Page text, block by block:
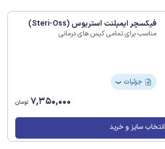
فیکسچر ایمپلنت استریوس (Steri-Oss)
مناسب برای تمامی کیس های درمانی
جزئیات ❯
7,350,000 تومان
انتخاب سایز و خرید